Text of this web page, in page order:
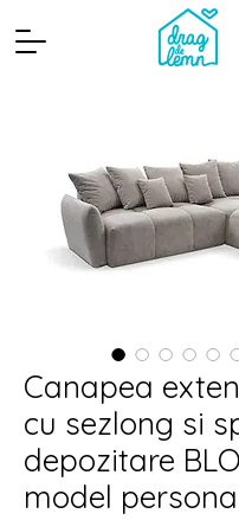
Canapea
cu sezlong si
depozitare
model